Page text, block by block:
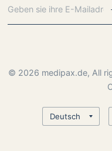
© 2026 medipax.de, All
Land/